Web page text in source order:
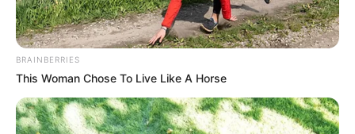
De igual manera, dicho tiempo alejados el uno del otro,
BRAINBERRIES
This Woman Chose To Live Like A Horse